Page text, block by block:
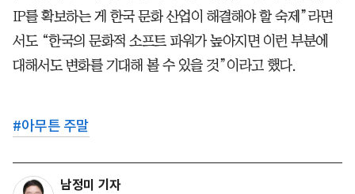
IP를 확보하는 게 한국 문화 산업이 해결해야 할 숙제”라면
서도 “한국의 문화적 소프트 파워가 높아지면 이런 부분에
대해서도 변화를 기대해 볼 수 있을 것”이라고 했다.
#아무튼 주말
남정미 기자